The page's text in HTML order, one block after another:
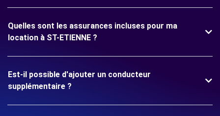
Quelles sont les assurances incluses pour ma
location à ST-ETIENNE ?
Est-il possible d'ajouter un conducteur
supplémentaire ?